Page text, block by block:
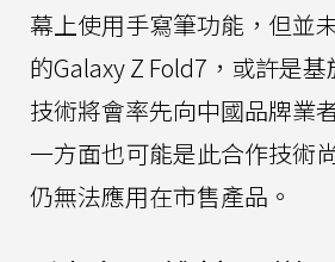
幕上使用手寫筆功能，但並
的Galaxy Z Fold7，或許是
技術將會率先向中國品牌業
一方面也可能是此合作技術
仍無法應用在市售產品。